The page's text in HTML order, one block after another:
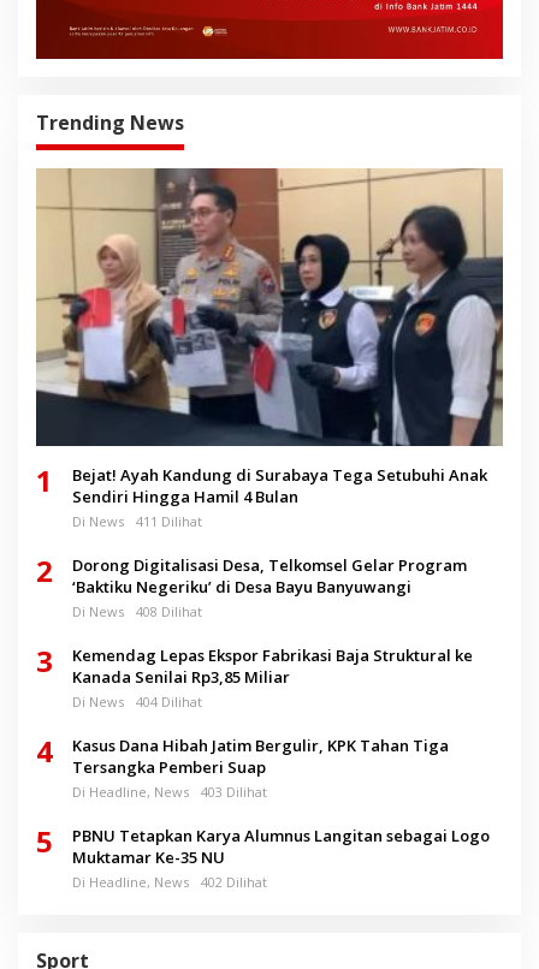
Trending News
1
Bejat! Ayah Kandung di Surabaya Tega Setubuhi Anak
Sendiri Hingga Hamil 4 Bulan
Di News 411 Dilihat
2
Dorong Digitalisasi Desa, Telkomsel Gelar Program
‘Baktiku Negeriku’ di Desa Bayu Banyuwangi
Di News 408 Dilihat
3
Kemendag Lepas Ekspor Fabrikasi Baja Struktural ke
Kanada Senilai Rp3,85 Miliar
Di News 404 Dilihat
4
Kasus Dana Hibah Jatim Bergulir, KPK Tahan Tiga
Tersangka Pemberi Suap
Di Headline, News 403 Dilihat
5
PBNU Tetapkan Karya Alumnus Langitan sebagai Logo
Muktamar Ke-35 NU
Di Headline, News 402 Dilihat
Sport